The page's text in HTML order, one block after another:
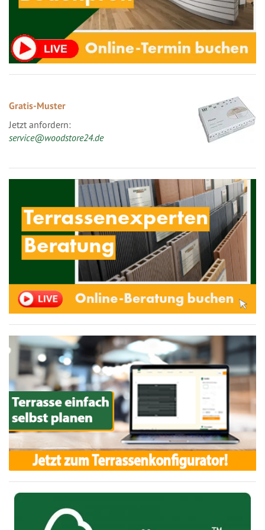
Gratis-Muster
Jetzt anfordern:
service@woodstore24.de